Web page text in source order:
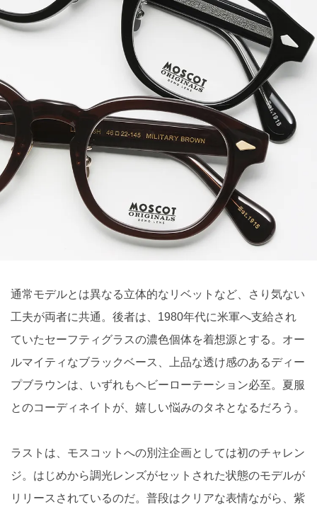
通常モデルとは異なる立体的なリベットなど、さり気ない
工夫が両者に共通。後者は、1980年代に米軍へ支給され
ていたセーフティグラスの濃色個体を着想源とする。オー
ルマイティなブラックベース、上品な透け感のあるディー
プブラウンは、いずれもヘビーローテーション必至。夏服
とのコーディネイトが、嬉しい悩みのタネとなるだろう。
ラストは、モスコットへの別注企画としては初のチャレン
ジ。はじめから調光レンズがセットされた状態のモデルが
リリースされているのだ。普段はクリアな表情ながら、紫